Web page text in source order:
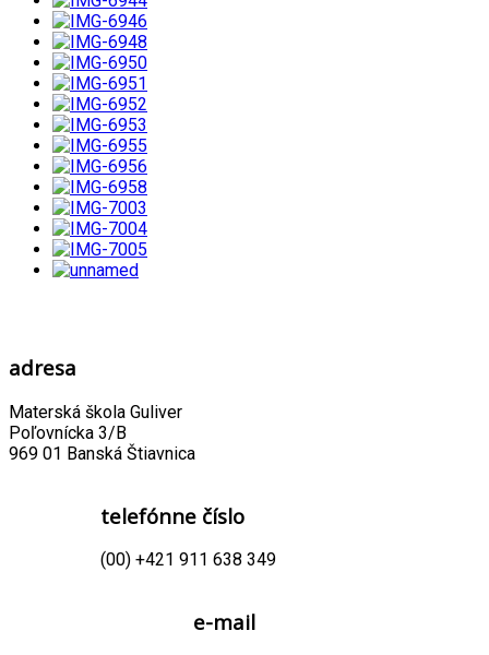
adresa
Materská škola Guliver
Poľovnícka 3/B
969 01 Banská Štiavnica
telefónne číslo
(00) +421 911 638 349
e-mail